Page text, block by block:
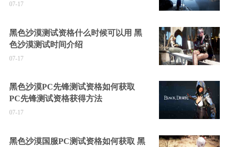
07-17
黑色沙漠测试资格什么时候可以用 黑
色沙漠测试时间介绍
07-17
黑色沙漠PC先锋测试资格如何获取
PC先锋测试资格获得方法
07-17
黑色沙漠国服PC测试资格如何获取 黑